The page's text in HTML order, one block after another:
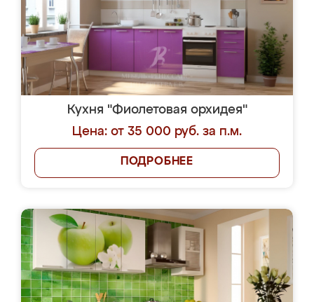
Кухня "Фиолетовая орхидея"
Цена: от 35 000 руб. за п.м.
ПОДРОБНЕЕ